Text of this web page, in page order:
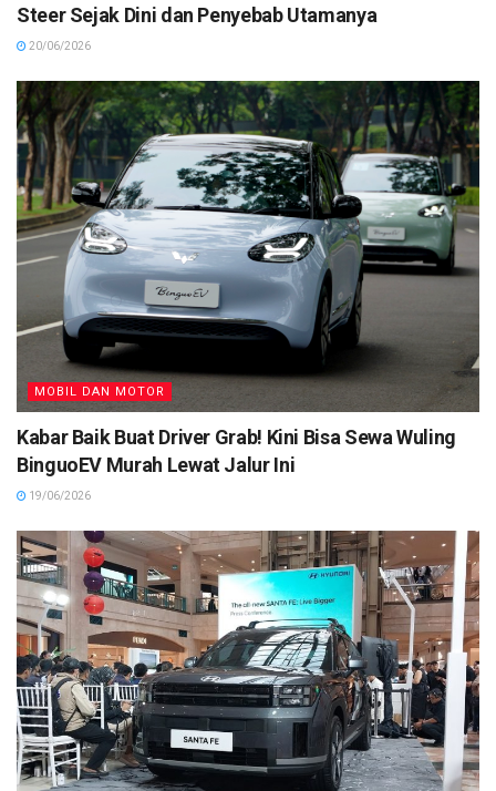
Steer Sejak Dini dan Penyebab Utamanya
20/06/2026
MOBIL DAN MOTOR
Kabar Baik Buat Driver Grab! Kini Bisa Sewa Wuling
BinguoEV Murah Lewat Jalur Ini
19/06/2026